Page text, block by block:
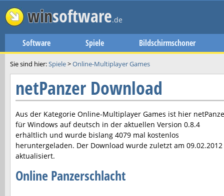
winsoftware.de
Software Spiele Bildschirmschoner
Sie sind hier:Spiele>Online-Multiplayer Games
netPanzer Download
Aus der Kategorie Online-Multiplayer Games ist hier
für Windows auf deutsch in der aktuellen Version 0.8.4
erhältlich und wurde bislang 4079 mal kostenlos
heruntergeladen. Der Download wurde zuletzt am 09.02.2012
aktualisiert.
Online Panzerschlacht